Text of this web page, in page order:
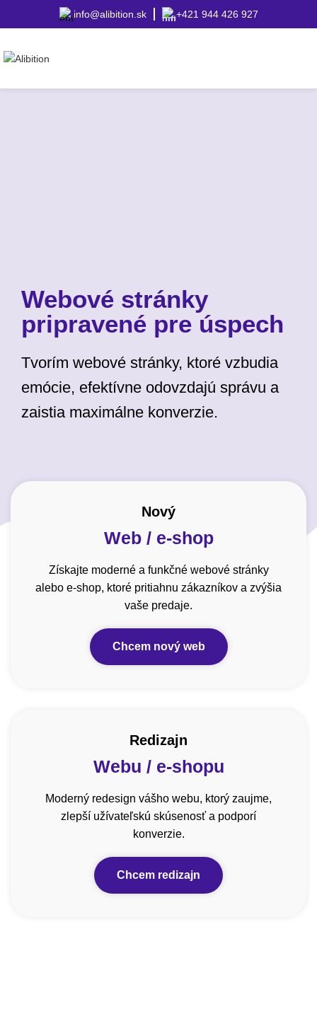
info@alibition.sk +421 944 426 927
Webové stránky
pripravené pre úspech
Tvorím webové stránky, ktoré vzbudia
emócie, efektívne odovzdajú správu a
zaistia maximálne konverzie.
Nový
Web / e-shop
Získajte moderné a funkčné webové stránky
alebo e-shop, ktoré pritiahnu zákazníkov a zvýšia
vaše predaje.
Chcem nový web
Redizajn
Webu / e-shopu
Moderný redesign vášho webu, ktorý zaujme,
zlepší užívateľskú skúsenosť a podporí
konverzie.
Chcem redizajn